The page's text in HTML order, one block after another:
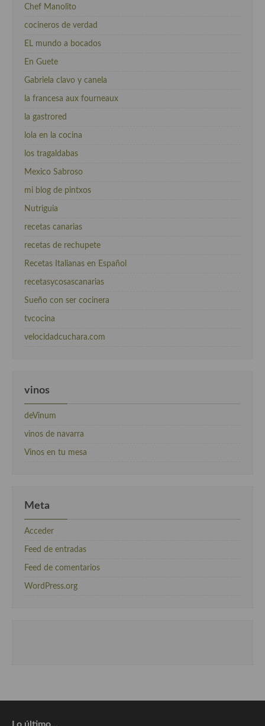
Chef Manolito
cocineros de verdad
EL mundo a bocados
En Guete
Gabriela clavo y canela
la francesa aux fourneaux
la gastrored
lola en la cocina
los tragaldabas
Mexico Sabroso
mi blog de pintxos
Nutriguia
recetas canarias
recetas de rechupete
Recetas Italianas en Español
recetasycosascanarias
Sueño con ser cocinera
tvcocina
velocidadcuchara.com
vinos
deVinum
vinos de navarra
Vinos en tu mesa
Meta
Acceder
Feed de entradas
Feed de comentarios
WordPress.org
Lo último…